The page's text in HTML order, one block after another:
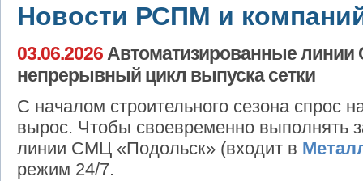
Новости РСПМ и
03.06.2026Автоматизированные
непрерывный цикл выпуска сетки
С началом строительного сезона спрос
вырос. Чтобы своевременно выполнять
линии СМЦ «Подольск» (входит в
режим 24/7.